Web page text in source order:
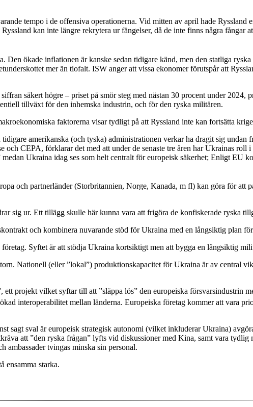
tempo i de offensiva operationerna. Vid mitten av april hade
kan inte längre rekrytera ur fängelser, då de inte finns några fångar
ökade inflationen är kanske sedan tidigare känd, men den statliga
mer än tiofalt. ISW anger att vissa ekonomer förutspår att
säkert högre – priset på smör steg med nästan 30 procent under 2024,
tillväxt för den inhemska industrin, och för den ryska militären.
faktorerna visar tydligt på att Ryssland inte kan fortsätta
amerikanska (och tyska) administrationen verkar ha dragit sig undan
CEPA, förklarar det med att under de senaste tre åren har Ukrainas roll
Ukraina idag ses som helt centralt för europeisk säkerhet; Enligt EU
och partnerländer (Storbritannien, Norge, Kanada, m fl) kan göra för att
sig ur. Ett tillägg skulle här kunna vara att frigöra de konfiskerade ryska
och kombinera nuvarande stöd för Ukraina med en långsiktig plan
Syftet är att stödja Ukraina kortsiktigt men att bygga en långsiktig
Nationell (eller ”lokal”) produktionskapacitet för Ukraina är av central
projekt vilket syftar till att ”släppa lös” den europeiska försvarsindustrin
interoperabilitet mellan länderna. Europeiska företag kommer att vara
sagt sval är europeisk strategisk autonomi (vilket inkluderar Ukraina)
att ”den ryska frågan” lyfts vid diskussioner med Kina, samt vara
ambassader tvingas minska sin personal.
ensamma starka.